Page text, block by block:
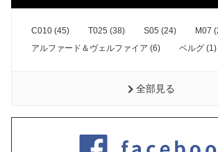
C010 (45) T025 (38) S05 (24) M07
アルファード＆ヴェルファイア (6)
ベルグ (1)
全部見る